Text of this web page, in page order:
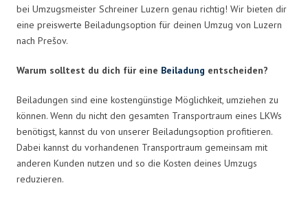
bei Umzugsmeister Schreiner Luzern genau richtig! Wir bieten dir
eine preiswerte Beiladungsoption für deinen Umzug von Luzern
nach Prešov.
Warum solltest du dich für eine Beiladung entscheiden?
Beiladungen sind eine kostengünstige Möglichkeit, umziehen zu
können. Wenn du nicht den gesamten Transportraum eines LKWs
benötigst, kannst du von unserer Beiladungsoption profitieren.
Dabei kannst du vorhandenen Transportraum gemeinsam mit
anderen Kunden nutzen und so die Kosten deines Umzugs
reduzieren.